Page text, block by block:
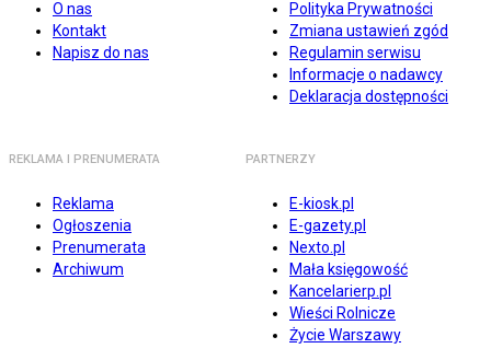
O nas
Kontakt
Napisz do nas
Polityka Prywatności
Zmiana ustawień zgód
Regulamin serwisu
Informacje o nadawcy
Deklaracja dostępności
REKLAMA I PRENUMERATA
Reklama
Ogłoszenia
Prenumerata
Archiwum
PARTNERZY
E-kiosk.pl
E-gazety.pl
Nexto.pl
Mała księgowość
Kancelarierp.pl
Wieści Rolnicze
Życie Warszawy